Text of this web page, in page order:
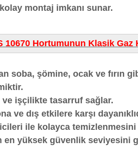
montaj imkanı sunar.
10670 Hortumunun Klasik Gaz
soba, şömine, ocak ve fırın
ve işçilikte tasarruf sağlar.
ve dış etkilere karşı
ile kolayca temizlenmesini
en yüksek güvenlik seviyesini